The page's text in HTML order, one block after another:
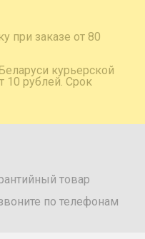
при заказе от 80
курьерской
10 рублей. Срок
товар
по телефонам